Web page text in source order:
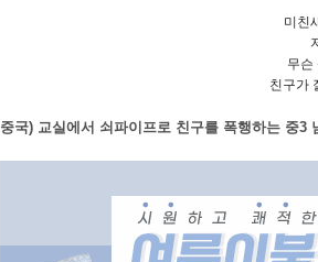
미친
무슨
친구가
중국) 교실에서 쇠파이프로 친구를 폭행하는 중3